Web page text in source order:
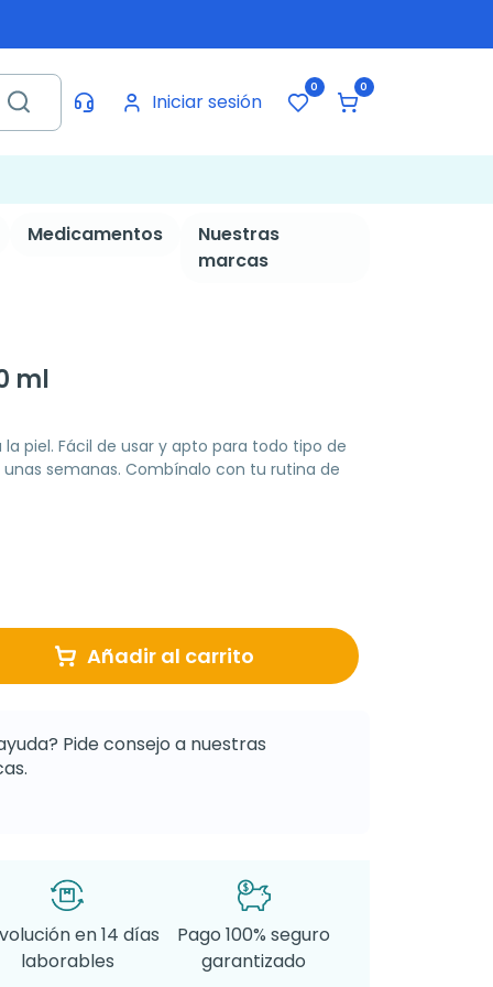
Iniciar sesión
0 0
Medicamentos
Nuestras
marcas
ml
piel. Fácil de usar y apto para todo tipo de
unas semanas. Combínalo con tu rutina de
Añadir al carrito
Pide consejo a nuestras
en 14 días
laborables
Pago 100% seguro
garantizado